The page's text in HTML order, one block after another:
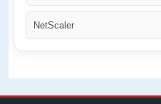
NetScaler